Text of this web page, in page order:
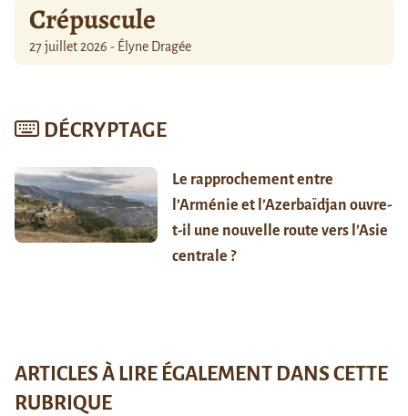
Crépuscule
27 juillet 2026 - Élyne Dragée
DÉCRYPTAGE
Le rapprochement entre
l’Arménie et l’Azerbaïdjan ouvre-
t-il une nouvelle route vers l’Asie
centrale ?
ARTICLES À LIRE ÉGALEMENT DANS CETTE
RUBRIQUE